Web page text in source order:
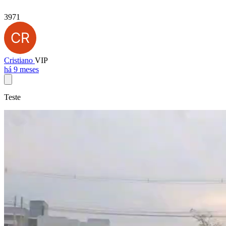
3971
Cristiano VIP
há 9 meses
Teste